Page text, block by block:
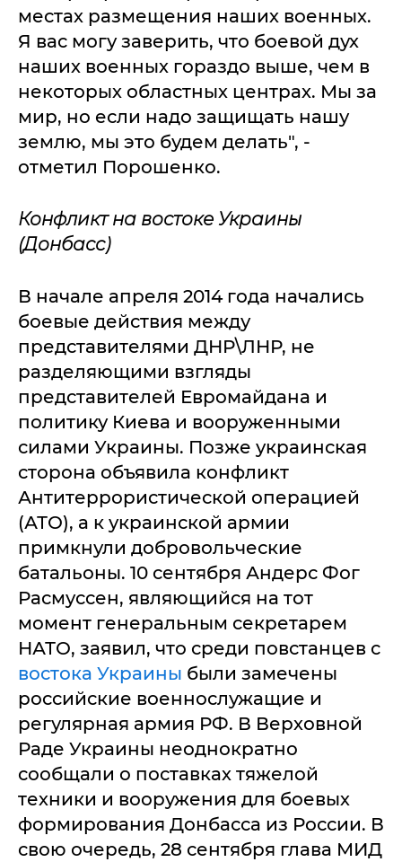
местах размещения наших военных.
Я вас могу заверить, что боевой дух
наших военных гораздо выше, чем в
некоторых областных центрах. Мы за
мир, но если надо защищать нашу
землю, мы это будем делать", -
отметил Порошенко.
Конфликт на востоке Украины
(Донбасс)
В начале апреля 2014 года начались
боевые действия между
представителями ДНР\ЛНР, не
разделяющими взгляды
представителей Евромайдана и
политику Киева и вооруженными
силами Украины. Позже украинская
сторона объявила конфликт
Антитеррористической операцией
(АТО), а к украинской армии
примкнули добровольческие
батальоны. 10 сентября Андерс Фог
Расмуссен, являющийся на тот
момент генеральным секретарем
НАТО, заявил, что среди повстанцев с
востока Украины были замечены
российские военнослужащие и
регулярная армия РФ. В Верховной
Раде Украины неоднократно
сообщали о поставках тяжелой
техники и вооружения для боевых
формирования Донбасса из России. В
свою очередь, 28 сентября глава МИД